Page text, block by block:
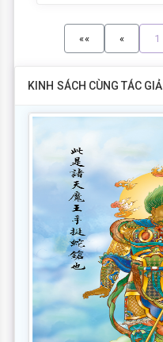
«« « 1
KINH SÁCH CÙNG TÁC GIẢ